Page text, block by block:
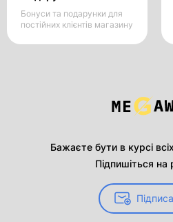
Бонуси та подарунки для
постійних клієнтів магазину
Бажаєте бути в курсі
Підпишіться на